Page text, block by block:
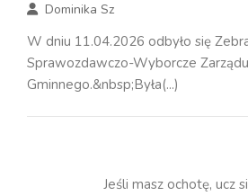
Dominika Sz
W dniu 11.04.2026 odbyło się
Sprawozdawczo-Wyborcze
Gminnego.&nbsp;Była(...)
Jeśli masz ochotę, ucz